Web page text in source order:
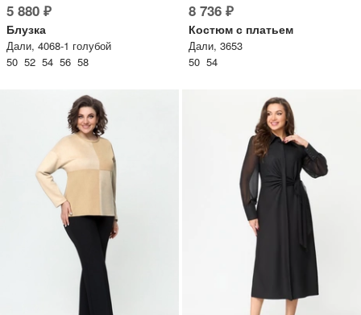
5 880 ₽
Блузка
Дали, 4068-1 голубой
50 52 54 56 58
8 736 ₽
Костюм с платьем
Дали, 3653
50 54